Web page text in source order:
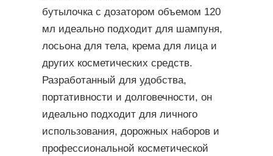
бутылочка с дозатором объемом 120
мл идеально подходит для шампуня,
лосьона для тела, крема для лица и
других косметических средств.
Разработанный для удобства,
портативности и долговечности, он
идеально подходит для личного
использования, дорожных наборов и
профессиональной косметической